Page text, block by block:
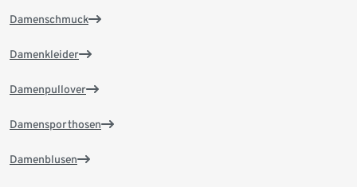
Damenschmuck
Damenkleider
Damenpullover
Damensporthosen
Damenblusen